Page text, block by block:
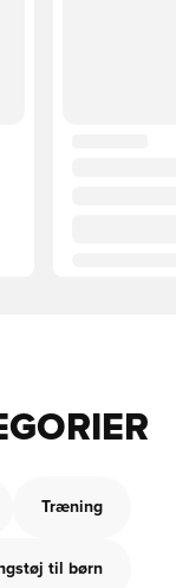
Træning
til børn